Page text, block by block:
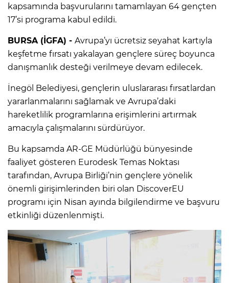
kapsamında başvurularını tamamlayan 64 gençten
17’si programa kabul edildi.
BURSA (İGFA) - Avrupa’yı ücretsiz seyahat kartıyla
keşfetme fırsatı yakalayan gençlere süreç boyunca
danışmanlık desteği verilmeye devam edilecek.
İnegöl Belediyesi, gençlerin uluslararası fırsatlardan
yararlanmalarını sağlamak ve Avrupa’daki
hareketlilik programlarına erişimlerini artırmak
amacıyla çalışmalarını sürdürüyor.
Bu kapsamda AR-GE Müdürlüğü bünyesinde
faaliyet gösteren Eurodesk Temas Noktası
tarafından, Avrupa Birliği’nin gençlere yönelik
önemli girişimlerinden biri olan DiscoverEU
programı için Nisan ayında bilgilendirme ve başvuru
etkinliği düzenlenmişti.